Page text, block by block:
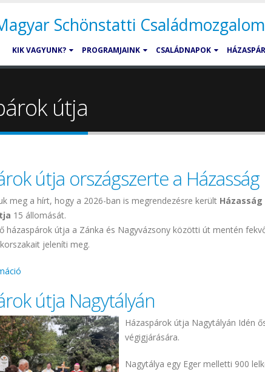
Schönstatti Családmozgalom
KIK VAGYUNK? PROGRAMJAINK CSALÁDNAPOK
útja
útja országszerte a
meg a hírt, hogy a 2026-ban is megrendezésre került
15 állomását.
házaspárok útja a Zánka és Nagyvázsony közötti út mentén
jeleníti meg.
útja Nagytályán
Házaspárok útja Nagytályán Idén
végigjárására.
Nagytálya egy Eger melletti 900